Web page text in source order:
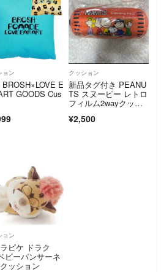
ョン
E
GOODS Cus
クッション
新品タグ付き PEANU
TS スヌーピー レトロ
フィルム2wayクッシ
デザイン オレンジ プ
¥2,500
ョン
ピケ ドラク
ビーパンサーネ
ッション